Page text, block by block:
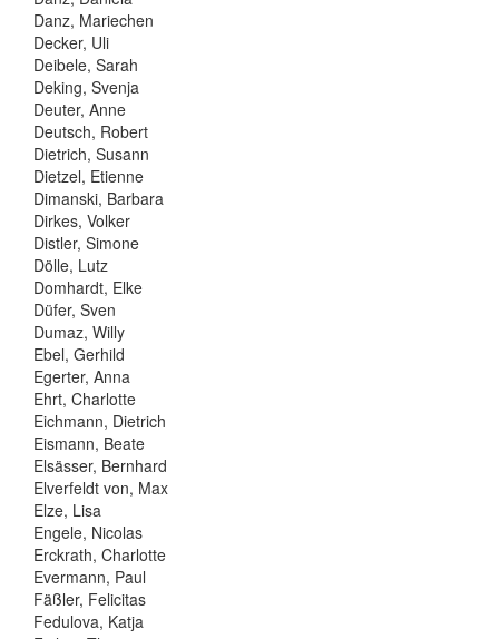
Danz, Mariechen
Decker, Uli
Deibele, Sarah
Deking, Svenja
Deuter, Anne
Deutsch, Robert
Dietrich, Susann
Dietzel, Etienne
Dimanski, Barbara
Dirkes, Volker
Distler, Simone
Dölle, Lutz
Domhardt, Elke
Düfer, Sven
Dumaz, Willy
Ebel, Gerhild
Egerter, Anna
Ehrt, Charlotte
Eichmann, Dietrich
Eismann, Beate
Elsässer, Bernhard
Elverfeldt von, Max
Elze, Lisa
Engele, Nicolas
Erckrath, Charlotte
Evermann, Paul
Fäßler, Felicitas
Fedulova, Katja